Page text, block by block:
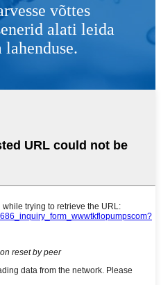
võttes
alati leida